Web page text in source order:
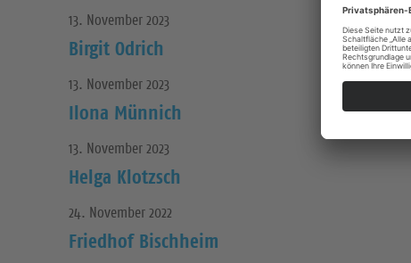
13. November 2023
Birgit Odrich
13. November 2023
Ilona Münnich
13. November 2023
Helga Klotzsch
24. November 2022
Friedhof Bischheim